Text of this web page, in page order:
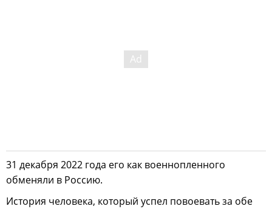
31 декабря 2022 года его как военнопленного
обменяли в Россию.
История человека, который успел повоевать за обе